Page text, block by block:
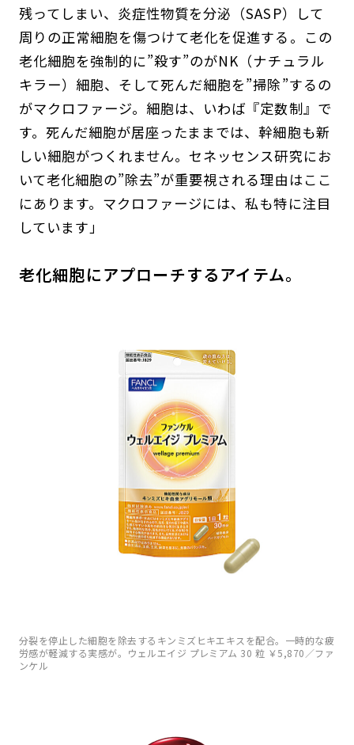
残ってしまい、炎症性物質を分泌（SASP）して
周りの正常細胞を傷つけて老化を促進する。この
老化細胞を強制的に”殺す”のがNK（ナチュラル
キラー）細胞、そして死んだ細胞を”掃除”するの
がマクロファージ。細胞は、いわば『定数制』で
す。死んだ細胞が居座ったままでは、幹細胞も新
しい細胞がつくれません。セネッセンス研究にお
いて老化細胞の”除去”が重要視される理由はここ
にあります。マクロファージには、私も特に注目
しています」
老化細胞にアプローチするアイテム。
分裂を停止した細胞を除去するキンミズヒキエキスを配合。一時的な疲
労感が軽減する実感が。ウェルエイジ プレミアム 30 粒 ￥5,870／ファ
ンケル